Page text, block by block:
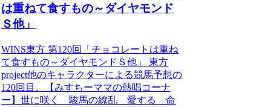
は重ねて食すもの～ダイヤモンド
Ｓ他」
WINS東方 第120回「チョコレートは重ね
て食すもの～ダイヤモンドＳ他」 東方
project他のキャラクターによる競馬予想の
120回目。【みすちーママの熱唱コーナ
ー】世に咲く 駿馬の繚乱 愛する 命